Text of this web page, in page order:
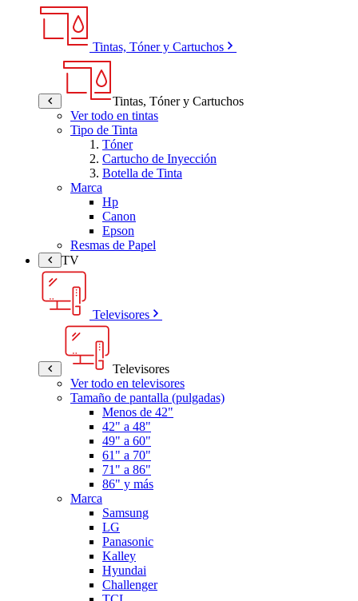
Tintas, Tóner y Cartuchos
Tintas, Tóner y Cartuchos
Ver todo en tintas
Tipo de Tinta
Tóner
Cartucho de Inyección
Botella de Tinta
Marca
Hp
Canon
Epson
Resmas de Papel
TV
Televisores
Televisores
Ver todo en televisores
Tamaño de pantalla (pulgadas)
Menos de 42"
42" a 48"
49" a 60"
61" a 70"
71" a 86"
86" y más
Marca
Samsung
LG
Panasonic
Kalley
Hyundai
Challenger